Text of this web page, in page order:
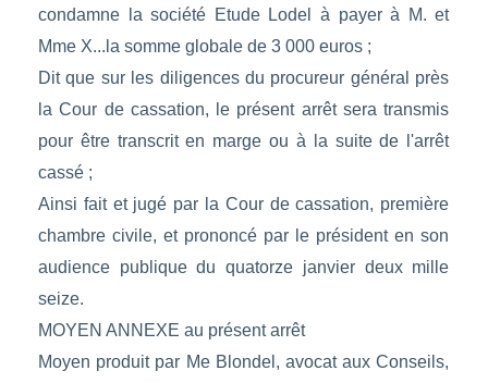
condamne la société Etude Lodel à payer à M. et
Mme X...la somme globale de 3 000 euros ;
Dit que sur les diligences du procureur général près
la Cour de cassation, le présent arrêt sera transmis
pour être transcrit en marge ou à la suite de l'arrêt
cassé ;
Ainsi fait et jugé par la Cour de cassation, première
chambre civile, et prononcé par le président en son
audience publique du quatorze janvier deux mille
seize.
MOYEN ANNEXE au présent arrêt
Moyen produit par Me Blondel, avocat aux Conseils,